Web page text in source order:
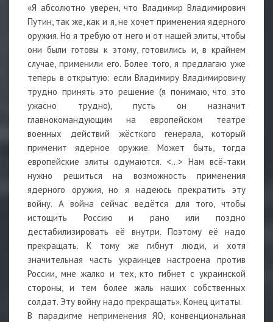
«Я абсолютно уверен, что Владимир Владимирович
Путин, так же, как и я, не хочет применения ядерного
оружия. Но я требую от него и от нашей элиты, чтобы
они были готовы к этому, готовились и, в крайнем
случае, применили его. Более того, я предлагаю уже
теперь в открытую: если Владимиру Владимировичу
трудно принять это решение (я понимаю, что это
ужасно трудно), пусть он назначит
главнокомандующим на европейском театре
военных действий жёсткого генерала, который
применит ядерное оружие. Может быть, тогда
европейские элиты одумаются. <…> Нам всё-таки
нужно решиться на возможность применения
ядерного оружия, но я надеюсь прекратить эту
войну. А война сейчас ведётся для того, чтобы
истощить Россию и рано или поздно
дестабилизировать её внутри. Поэтому её надо
прекращать. К тому же гибнут люди, и хотя
значительная часть украинцев настроена против
России, мне жалко и тех, кто гибнет с украинской
стороны, и тем более жаль наших собственных
солдат. Эту войну надо прекращать». Конец цитаты.
В парадигме неприменения ЯО, конвенциональная